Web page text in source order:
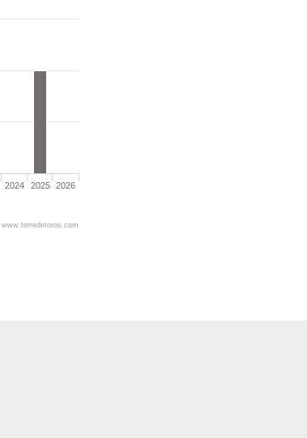
2024 2025 2026
www.terredetoros.com